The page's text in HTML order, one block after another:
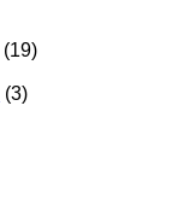
(19)
(3)